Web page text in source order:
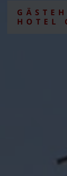
HOTEL